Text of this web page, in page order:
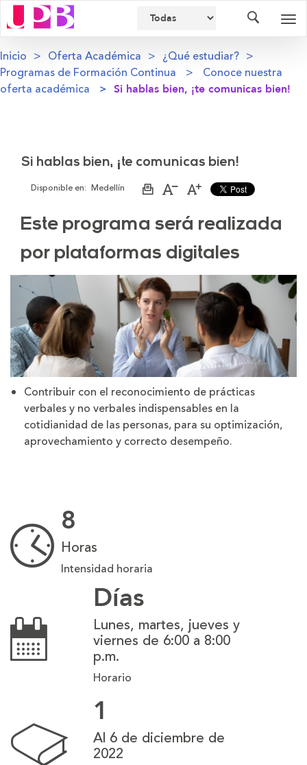
Inicio Oferta Académica
¿Qué estudiar?
Programas de Formación Continua
Conoce nuestra
oferta académica
Si hablas bien, ¡te comunicas bien!
Si hablas bien, ¡te comunicas bien!
Disponible en: Medellín
ImprimirAumentar
de
la
letra
Disminuir
de
la
letra
Este programa será realizada
por plataformas digitales
Contribuir con el reconocimiento de prácticas
verbales y no verbales indispensables en la
cotidianidad de las personas, para su optimización,
aprovechamiento y correcto desempeño.
8
Horas
Intensidad horaria
Días
Lunes, martes, jueves y
viernes de 6:00 a 8:00
p.m.
Horario
1
Al 6 de diciembre de
2022